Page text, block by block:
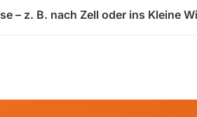
– z. B. nach Zell oder ins Kleine